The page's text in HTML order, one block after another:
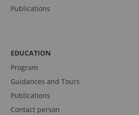
Publications
EDUCATION
Program
Guidances and Tours
Publications
Contact person